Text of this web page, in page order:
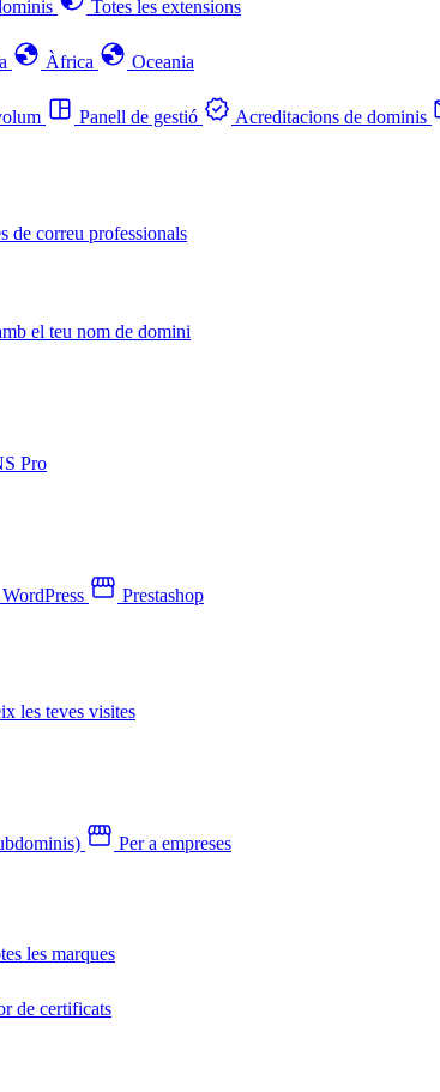
Totes les extensions
Àfrica
Oceania
Panell de gestió Acreditacions de dominis
de correu professionals
el teu nom de domini
Pro
WordPress Prestashop
les teves visites
Per a empreses
les marques
de certificats